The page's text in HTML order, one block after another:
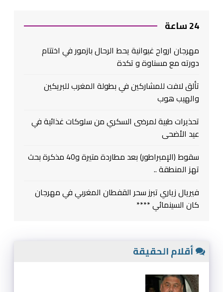
24 ساعة
مهرجان ارواح غيوانية يحط الرحال بازمور في اختتام
دورته مع مسناوة و تكدة
تألق لافت للمشاركين في بطولة المغرب للبريكين
والهيب هوب
تحذيرات طبية لمرضى السكري من سلوكات غذائية في
عيد الأضحى
سقوط (الإمبراطور) بعد مطاردة متيرة و40 مذكرة بحث
تهز المنطقة ..
فيريال زياري تبرز سحر القفطان المغربي في مهرجان
كان السينمائي ****
أقلام الحقيقة